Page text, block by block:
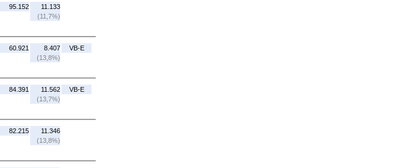
95.152
11.133
(11,7%)
60.921
8.407
(13,8%)
VB-E
84.391
11.562
(13,7%)
VB-E
82.215
11.346
(13,8%)